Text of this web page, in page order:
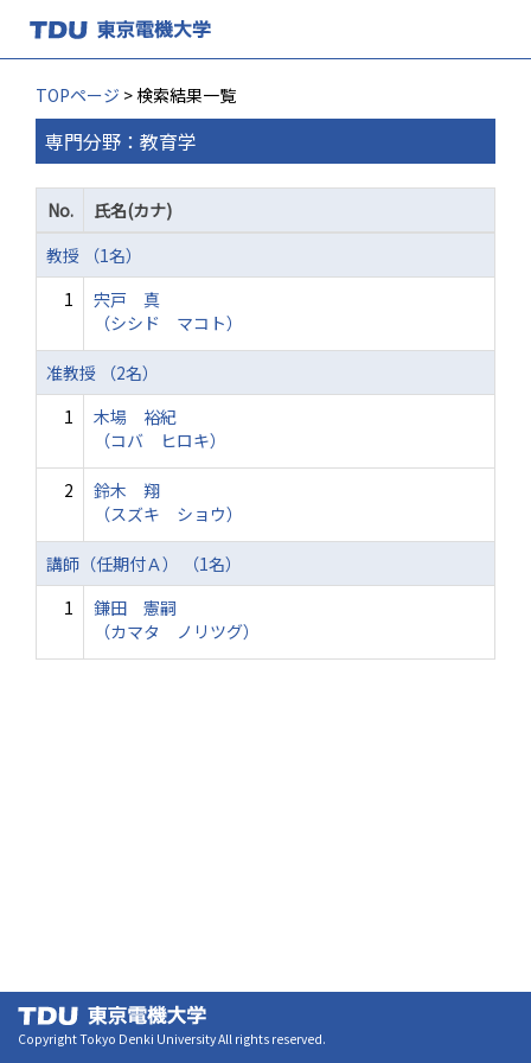
TOPページ > 検索結果一覧
専門分野：教育学
No.
氏名(カナ)
教授 （1名）
1
宍戸 真
（シシド マコト）
准教授 （2名）
1
木場 裕紀
（コバ ヒロキ）
2
鈴木 翔
（スズキ ショウ）
講師（任期付Ａ） （1名）
1
鎌田 憲嗣
（カマタ ノリツグ）
Copyright Tokyo Denki University All rights reserved.